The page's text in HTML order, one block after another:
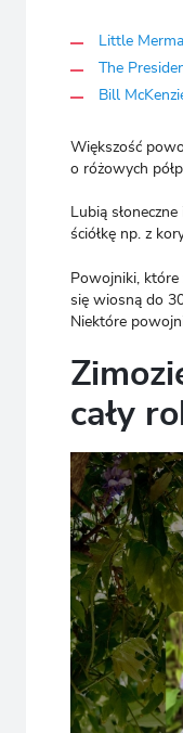
Little
The
Bill
Większość
o różowych
Lubią
ściółkę np. z
Powojniki, które
się wiosną do
Niektóre
cały